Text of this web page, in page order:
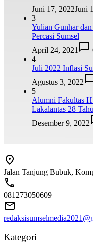
Juni 17, 2022Juni
3
Yulian Gunhar
Percasi Sumsel
April 24, 2021
4
Juli 2022 Inflasi
Agustus 3, 2022
5
Alumni Fakultas
Lakalantas 28
Desember 9, 2022
Jalan Tanjung Bubuk,
081273050609
Kategori